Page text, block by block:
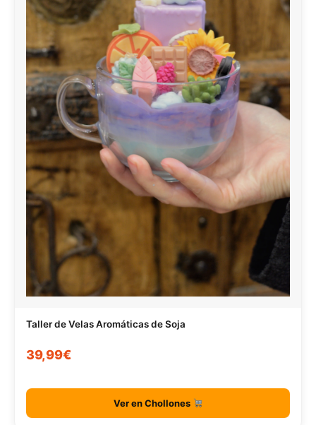
Taller de Velas Aromáticas de Soja
39,99€
Ver en Chollones